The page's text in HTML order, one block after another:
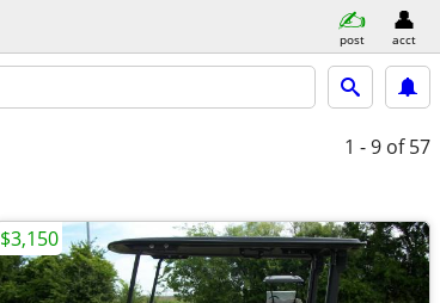
post acct
1 - 9 of 57
$3,150